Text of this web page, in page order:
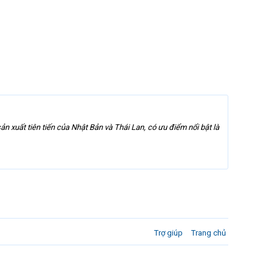
xuất tiên tiến của Nhật Bản và Thái Lan, có ưu điểm nổi bật là
Trợ giúp Trang chủ